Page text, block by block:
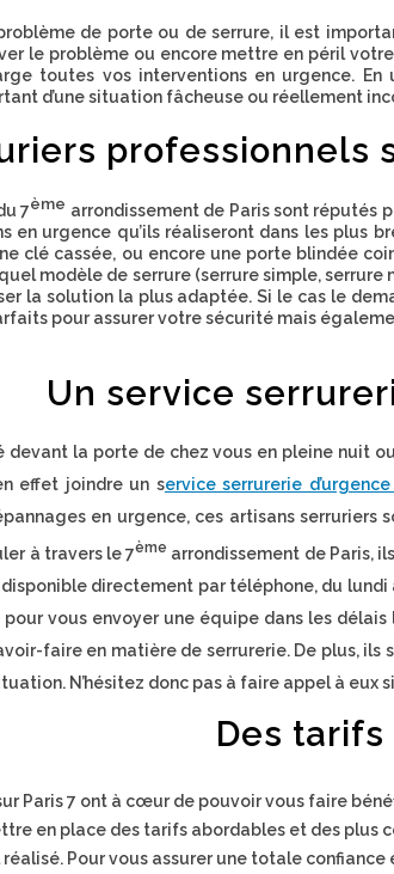
de porteou deserrure, il est
le problème ou encore mettre en péril
toutes vos interventions en urgence. En
d’une situation fâcheuse ou réellement
professionnels
7ème arrondissement de Paris sont réputés
en urgence qu’ils réaliseront dans les plus
clé cassée, ou encore une porte blindée
modèle de serrure (serrure simple,serrure
la solution la plus adaptée. Si le cas le
pour assurer votre sécurité mais
Un service
devant la porte de chez vous en pleine nuit
effet joindre un service serrurerie
en urgence, ces artisans
à travers le 7ème arrondissement de Paris,
directement par téléphone, du
vous envoyer une équipe dans les
faire en matière de serrurerie. De plus,
N’hésitez donc pas à faire appel à
Des
Paris 7 ont à cœur de pouvoir vous faire
en place des tarifs abordables et des plus
Pour vous assurer une totale